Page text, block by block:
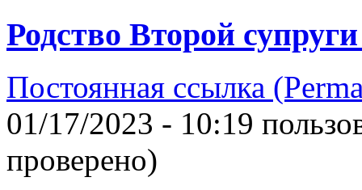
Родство Второй
Постоянная ссылка
01/17/2023 - 10:19
проверено)